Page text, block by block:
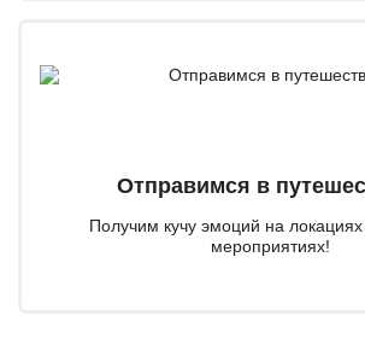
Отправимся в
Получим кучу эмоций на
мероприятиях!